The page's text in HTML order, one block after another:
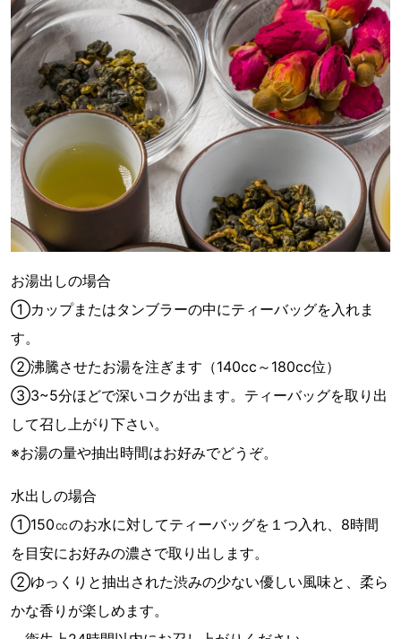
お湯出しの場合
①カップまたはタンブラーの中にティーバッグを入れま
す。
②沸騰させたお湯を注ぎます（140cc～180cc位）
③3~5分ほどで深いコクが出ます。ティーバッグを取り出
して召し上がり下さい。
※お湯の量や抽出時間はお好みでどうぞ。
水出しの場合
①150㏄のお水に対してティーバッグを１つ入れ、8時間
を目安にお好みの濃さで取り出します。
②ゆっくりと抽出された渋みの少ない優しい風味と、柔ら
かな香りが楽しめます。